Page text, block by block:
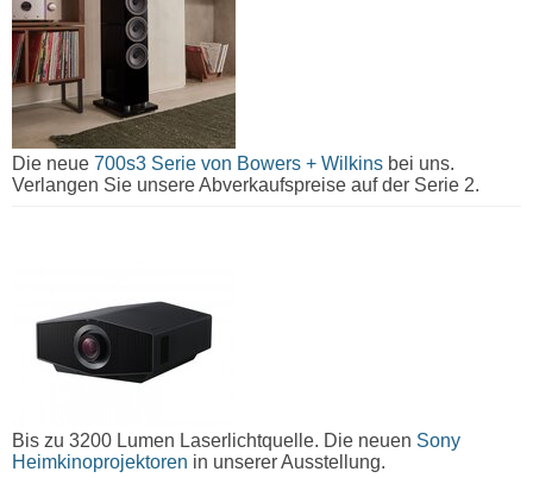
Die neue 700s3 Serie von Bowers + Wilkins bei uns.
Verlangen Sie unsere Abverkaufspreise auf der Serie 2.
Bis zu 3200 Lumen Laserlichtquelle. Die neuen Sony
Heimkinoprojektoren in unserer Ausstellung.